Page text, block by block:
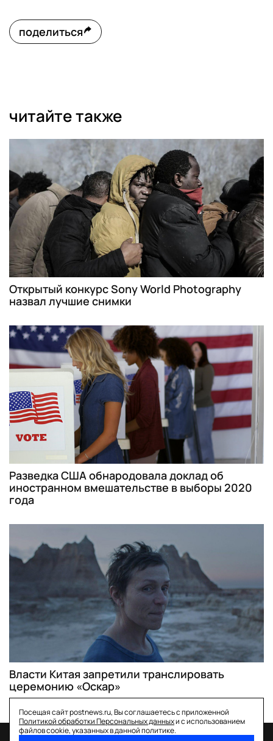
поделиться
читайте также
Открытый конкурс Sony World Photography
назвал лучшие снимки
Разведка США обнародовала доклад об
иностранном вмешательстве в выборы 2020
года
Власти Китая запретили транслировать
церемонию «Оскар»
Посещая сайт postnews.ru, Вы соглашаетесь с приложенной
Политикой обработки Персональных данныхи с использованием
файлов cookie, указанных в данной политике.